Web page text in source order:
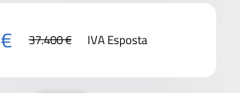
37.400 € IVA Esposta